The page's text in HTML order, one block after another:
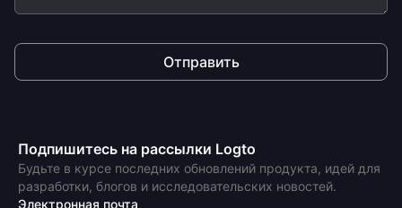
Отправить
Подпишитесь на рассылки Logto
Будьте в курсе последних обновлений продукта, идей для
разработки, блогов и исследовательских новостей.
Электронная почта